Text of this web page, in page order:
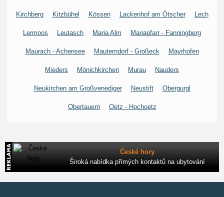
Kirchberg Kitzbühel Kössen Lackenhof am Ötscher Lech
Lermoos Leutasch Maria Alm Mariapfarr - Fanningberg
Maurach - Achensee Mauterndorf - Großeck Mayrhofen
Mieders Mönichkirchen Murau Nauders
Neukirchen am Großvenediger Neustift Obergurgl
Obertauern Oetz - Hochoetz
České hory
Široká nabídka přímých kontaktů na ubytování